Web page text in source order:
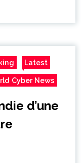
Latest
Cyber News
d’une